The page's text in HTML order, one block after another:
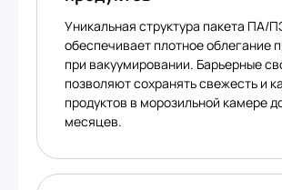
Уникальная структура пакета ПА/
обеспечивает плотное облегание
при вакуумировании. Барьерные
позволяют сохранять свежесть и
продуктов в морозильной камере
месяцев.